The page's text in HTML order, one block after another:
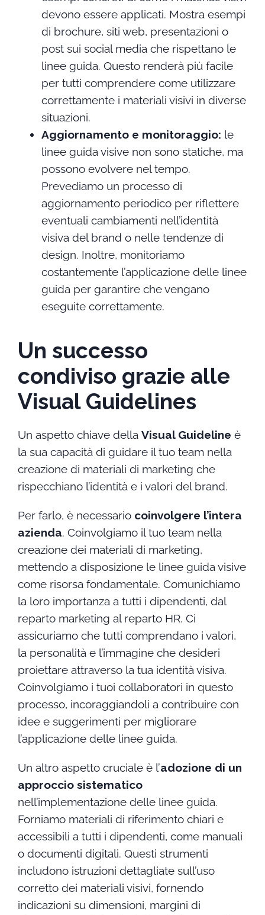
devono essere applicati. Mostra esempi
di brochure, siti web, presentazioni o
post sui social media che rispettano le
linee guida. Questo renderà più facile
per tutti comprendere come utilizzare
correttamente i materiali visivi in diverse
situazioni.
Aggiornamento e monitoraggio: le
linee guida visive non sono statiche, ma
possono evolvere nel tempo.
Prevediamo un processo di
aggiornamento periodico per riflettere
eventuali cambiamenti nell’identità
visiva del brand o nelle tendenze di
design. Inoltre, monitoriamo
costantemente l’applicazione delle linee
guida per garantire che vengano
eseguite correttamente.
Un successo
condiviso grazie alle
Visual Guidelines
Un aspetto chiave della Visual Guideline è
la sua capacità di guidare il tuo team nella
creazione di materiali di marketing che
rispecchiano l’identità e i valori del brand.
Per farlo, è necessario coinvolgere l’intera
azienda. Coinvolgiamo il tuo team nella
creazione dei materiali di marketing,
mettendo a disposizione le linee guida visive
come risorsa fondamentale. Comunichiamo
la loro importanza a tutti i dipendenti, dal
reparto marketing al reparto HR. Ci
assicuriamo che tutti comprendano i valori,
la personalità e l’immagine che desideri
proiettare attraverso la tua identità visiva.
Coinvolgiamo i tuoi collaboratori in questo
processo, incoraggiandoli a contribuire con
idee e suggerimenti per migliorare
l’applicazione delle linee guida.
Un altro aspetto cruciale è l’adozione di un
approccio sistematico
nell’implementazione delle linee guida.
Forniamo materiali di riferimento chiari e
accessibili a tutti i dipendenti, come manuali
o documenti digitali. Questi strumenti
includono istruzioni dettagliate sull’uso
corretto dei materiali visivi, fornendo
indicazioni su dimensioni, margini di